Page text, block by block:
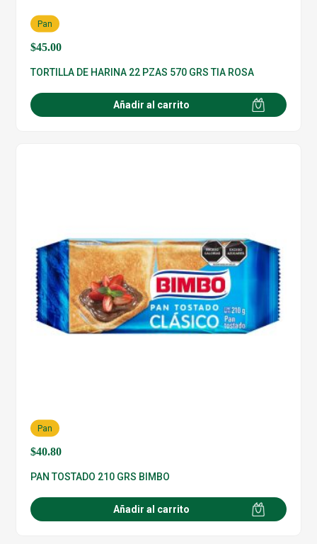
$45.00
Pan
TORTILLA DE HARINA 22 PZAS 570 GRS TIA ROSA
Añadir al carrito
$40.80
Pan
PAN TOSTADO 210 GRS BIMBO
Añadir al carrito